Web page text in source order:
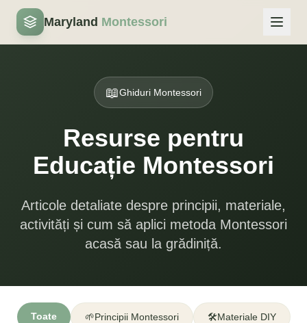
Maryland Montessori
📖Ghiduri Montessori
Resurse pentru
Educație Montessori
Articole detaliate despre principii, materiale,
activități și cum să aplici metoda Montessori
acasă sau la grădiniță.
Toate 🌱Principii Montessori 🛠️Materiale DIY